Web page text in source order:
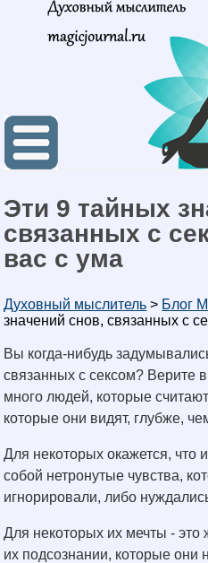
Эти 9 тайных
связанных с
вас с ума
Духовный мыслитель > Блог
значений снов, связанных с
Вы когда-нибудь
связанных с сексом? Верите
много людей, которые
которые они видят, глубже,
Для некоторых окажется, что
собой нетронутые чувства,
игнорировали, либо
Для некоторых их мечты - это
их подсознании, которые они